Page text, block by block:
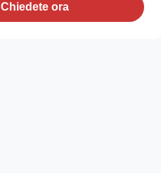
Chiedete ora